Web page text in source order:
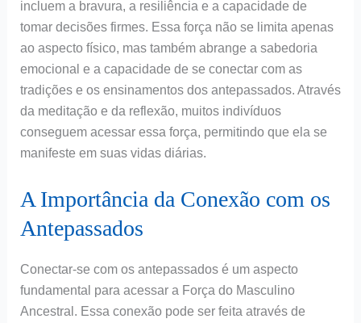
incluem a bravura, a resiliência e a capacidade de
tomar decisões firmes. Essa força não se limita apenas
ao aspecto físico, mas também abrange a sabedoria
emocional e a capacidade de se conectar com as
tradições e os ensinamentos dos antepassados. Através
da meditação e da reflexão, muitos indivíduos
conseguem acessar essa força, permitindo que ela se
manifeste em suas vidas diárias.
A Importância da Conexão com os
Antepassados
Conectar-se com os antepassados é um aspecto
fundamental para acessar a Força do Masculino
Ancestral. Essa conexão pode ser feita através de